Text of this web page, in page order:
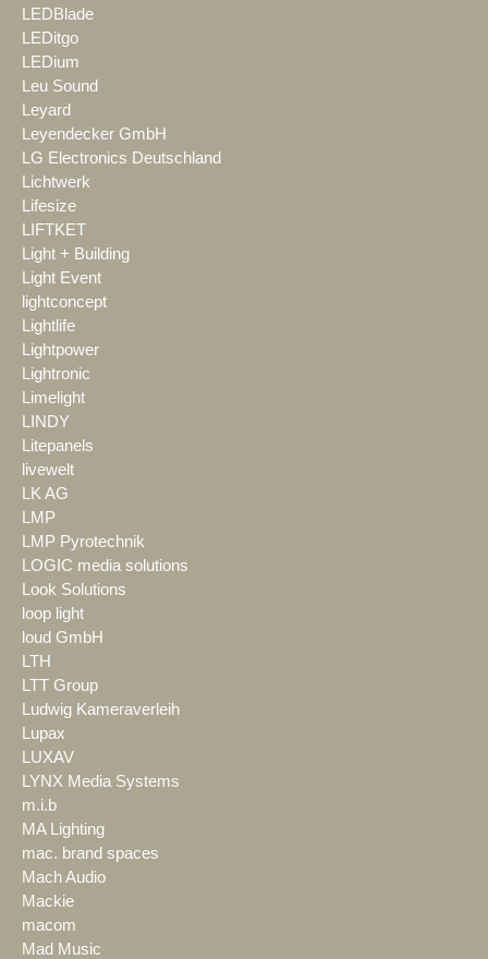
LEDBlade
LEDitgo
LEDium
Leu Sound
Leyard
Leyendecker GmbH
LG Electronics Deutschland
Lichtwerk
Lifesize
LIFTKET
Light + Building
Light Event
lightconcept
Lightlife
Lightpower
Lightronic
Limelight
LINDY
Litepanels
livewelt
LK AG
LMP
LMP Pyrotechnik
LOGIC media solutions
Look Solutions
loop light
loud GmbH
LTH
LTT Group
Ludwig Kameraverleih
Lupax
LUXAV
LYNX Media Systems
m.i.b
MA Lighting
mac. brand spaces
Mach Audio
Mackie
macom
Mad Music